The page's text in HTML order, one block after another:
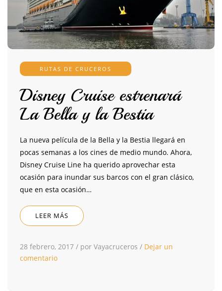
RUTAS DE CRUCEROS
Disney Cruise estrenará
La Bella y la Bestia
La nueva película de la Bella y la Bestia llegará en
pocas semanas a los cines de medio mundo. Ahora,
Disney Cruise Line ha querido aprovechar esta
ocasión para inundar sus barcos con el gran clásico,
que en esta ocasión…
LEER MÁS
28 febrero, 2017 / por Vayacruceros / Dejar un
comentario